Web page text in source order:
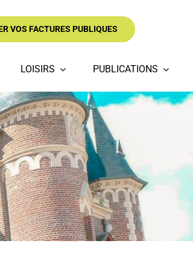
VOS FACTURES PUBLIQUES
LOISIRS PUBLICATIONS